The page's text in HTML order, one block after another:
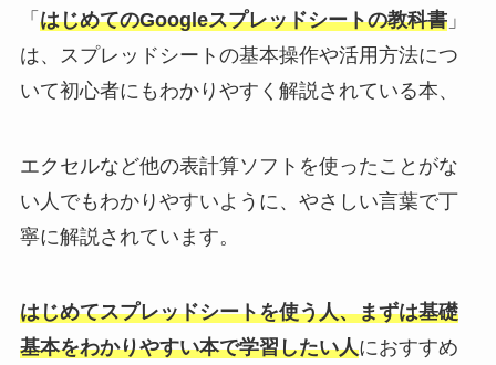
「 はじめてのGoogleスプレッドシートの教科書」
は、スプレッドシートの基本操作や活用方法につ
いて初心者にもわかりやすく解説されている本、
エクセルなど他の表計算ソフトを使ったことがな
い人でもわかりやすいように、やさしい言葉で丁
寧に解説されています。
はじめてスプレッドシートを使う人、まずは基礎
基本をわかりやすい本で学習したい人におすすめ